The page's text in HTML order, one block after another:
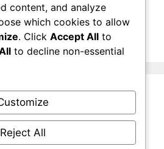
content, and analyze
which cookies to allow
. Click Accept All to
to decline non-essential
Reject All